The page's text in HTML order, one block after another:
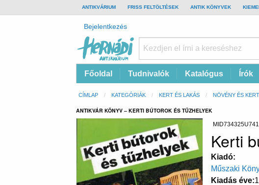
TOP
BAR
ANTIKVÁRIUM FRISS FELTÖLTÉSEK ANTIK KÖNYVEK
Felhasználói
fiók
menüje
Bejelentkezés
Antikvárium
Online
Fő
navigáció
Főoldal Tudnivalók Katalógus Írók
Morzsa
CÍMLAP KATEGÓRIÁK KERT ÉS LAKÁS NÖVÉNY ÉS KERT
ANTIKVÁR KÖNYV – KERTI BÚTOROK ÉS TŰZHELYEK
Kerti
Kiadó
Műszaki
Kiadás éve